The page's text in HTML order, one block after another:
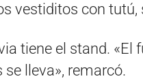
vestiditos con tutú,
tiene el stand. «El
lleva», remarcó.